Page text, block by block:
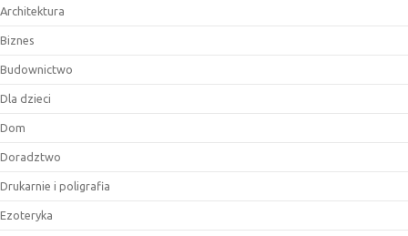
Architektura
Biznes
Budownictwo
Dla dzieci
Dom
Doradztwo
Drukarnie i poligrafia
Ezoteryka